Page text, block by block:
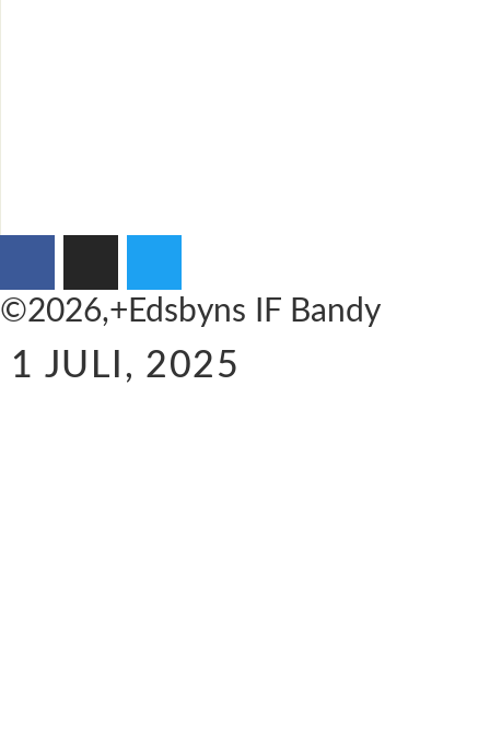
©2026,+Edsbyns IF Bandy
1 JULI, 2025